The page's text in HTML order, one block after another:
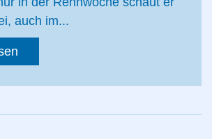
auch im...